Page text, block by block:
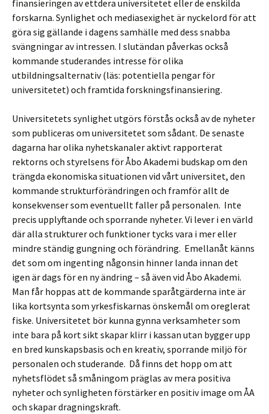
finansieringen av ettdera universitetet eller de enskilda
forskarna. Synlighet och mediasexighet är nyckelord för att
göra sig gällande i dagens samhälle med dess snabba
svängningar av intressen. I slutändan påverkas också
kommande studerandes intresse för olika
utbildningsalternativ (läs: potentiella pengar för
universitetet) och framtida forskningsfinansiering.
Universitetets synlighet utgörs förstås också av de nyheter
som publiceras om universitetet som sådant. De senaste
dagarna har olika nyhetskanaler aktivt rapporterat
rektorns och styrelsens för Åbo Akademi budskap om den
trängda ekonomiska situationen vid vårt universitet, den
kommande strukturförändringen och framför allt de
konsekvenser som eventuellt faller på personalen. Inte
precis upplyftande och sporrande nyheter. Vi lever i en värld
där alla strukturer och funktioner tycks vara i mer eller
mindre ständig gungning och förändring. Emellanåt känns
det som om ingenting någonsin hinner landa innan det
igen är dags för en ny ändring – så även vid Åbo Akademi.
Man får hoppas att de kommande sparåtgärderna inte är
lika kortsynta som yrkesfiskarnas önskemål om oreglerat
fiske. Universitetet bör kunna gynna verksamheter som
inte bara på kort sikt skapar klirr i kassan utan bygger upp
en bred kunskapsbasis och en kreativ, sporrande miljö för
personalen och studerande. Då finns det hopp om att
nyhetsflödet så småningom präglas av mera positiva
nyheter och synligheten förstärker en positiv image om ÅA
och skapar dragningskraft.